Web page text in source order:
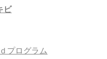
ビ
プログラム